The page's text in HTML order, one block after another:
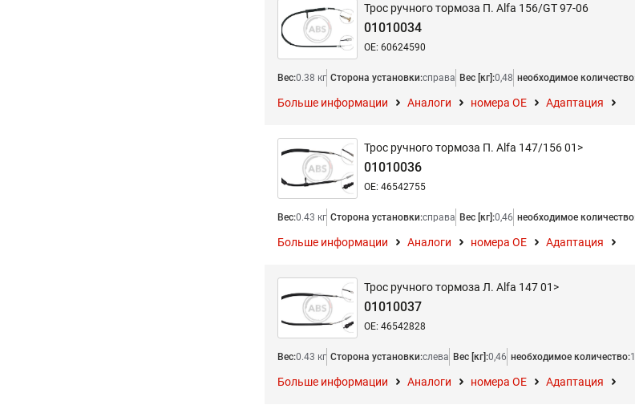
Трос ручного тормоза П. Alfa 156/GT 97-06
01010034
OE: 60624590
Вес:0.38 кг Сторона установки:справа Вес [кг]:0,48 необходимое
Больше информации Аналоги номера ОЕ Адаптация
Трос ручного тормоза П. Alfa 147/156 01>
01010036
OE: 46542755
Вес:0.43 кг Сторона установки:справа Вес [кг]:0,46 необходимое
Больше информации Аналоги номера ОЕ Адаптация
Трос ручного тормоза Л. Alfa 147 01>
01010037
OE: 46542828
Вес:0.43 кг Сторона установки:слева Вес [кг]:0,46 необходимое количество:1
Больше информации Аналоги номера ОЕ Адаптация